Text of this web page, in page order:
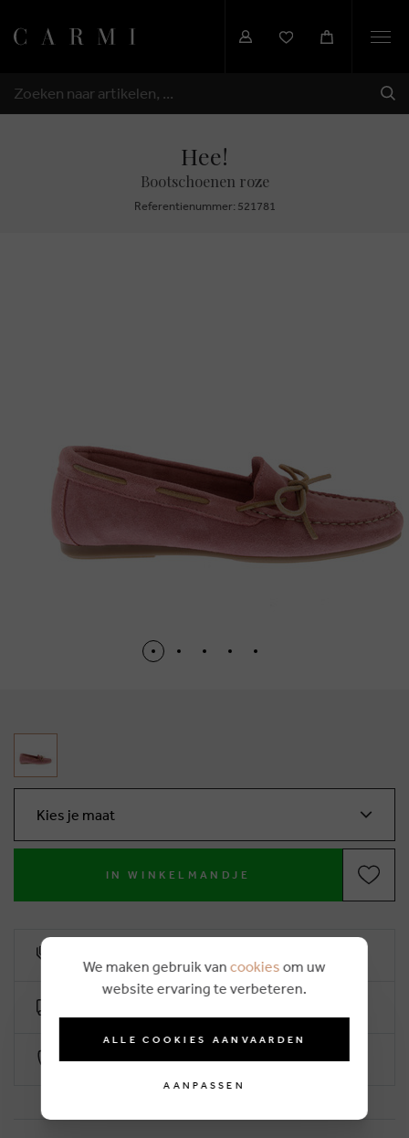
ZOEKEN
Hee!
Bootschoenen roze
Referentienummer: 521781
Kies je maat
IN WINKELMANDJE
Veilig betalen via Worldline
We maken gebruik van cookies om uw
website ervaring te verbeteren.
ALLE COOKIES AANVAARDEN
AANPASSEN